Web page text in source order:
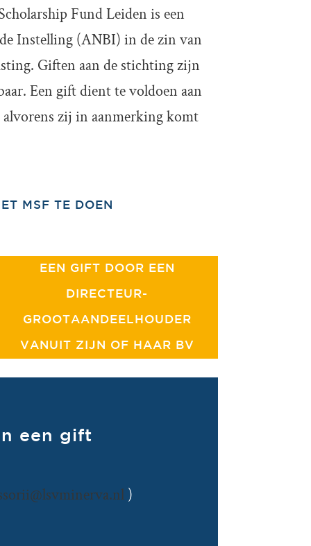
Fund Leiden is een
Instelling (ANBI) in de zin van
Giften aan de stichting zijn
Een gift dient te voldoen aan
alvorens zij in aanmerking komt
MSF TE DOEN
EEN GIFT DOOR EEN
DIRECTEUR-
GROOTAANDEELHOUDER
VANUIT ZIJN OF HAAR BV
een gift
)